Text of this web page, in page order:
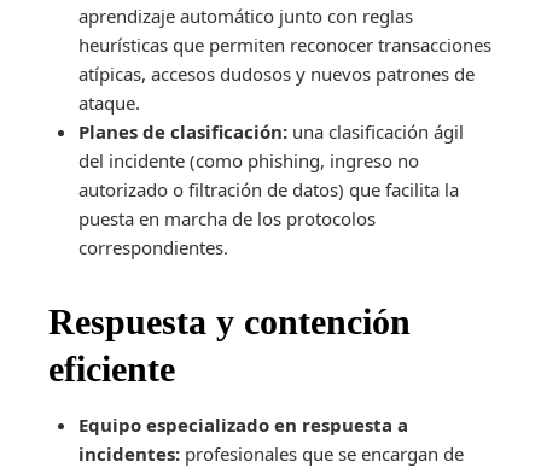
aprendizaje automático junto con reglas
heurísticas que permiten reconocer transacciones
atípicas, accesos dudosos y nuevos patrones de
ataque.
Planes de clasificación: una clasificación ágil
del incidente (como phishing, ingreso no
autorizado o filtración de datos) que facilita la
puesta en marcha de los protocolos
correspondientes.
Respuesta y contención
eficiente
Equipo especializado en respuesta a
incidentes: profesionales que se encargan de